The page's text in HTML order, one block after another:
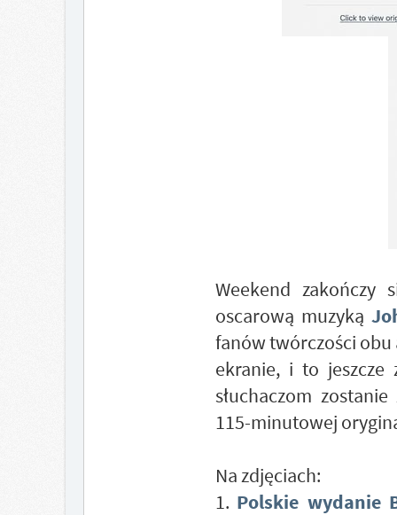
Weekend
oscarową muzyką
fanów twórczości obu
ekranie, i to
słuchaczom
115-minutowej
Na zdjęciach:
1. Polskie wydanie